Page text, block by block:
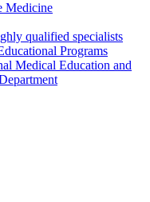
Medicine
qualified specialists
Programs
Medical Education and